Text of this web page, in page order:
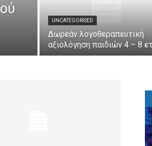
UNCATEGORISED
Δωρεάν λογοθεραπευτική
αξιολόγηση παιδιών 4 – 8